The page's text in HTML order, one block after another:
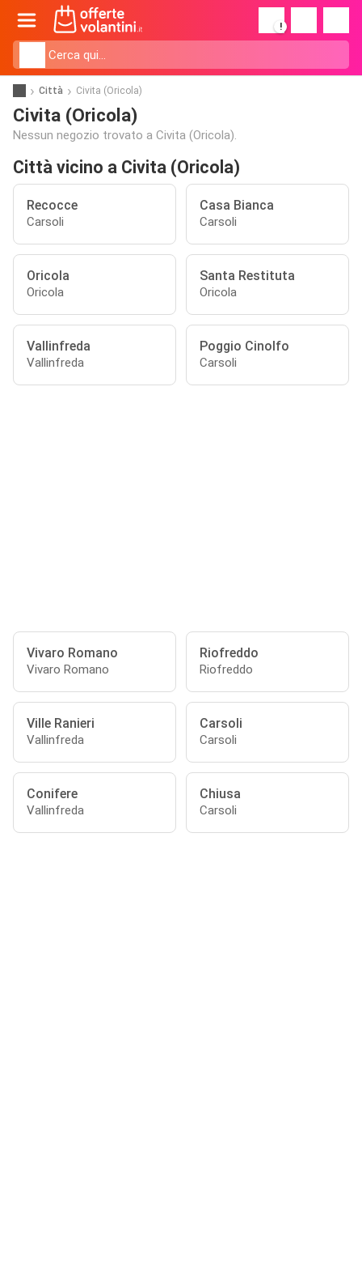
!
Città Civita (Oricola)
Civita (Oricola)
Nessun negozio trovato a Civita (Oricola).
Città vicino a Civita (Oricola)
Recocce
Carsoli
Casa Bianca
Carsoli
Oricola
Oricola
Santa Restituta
Oricola
Vallinfreda
Vallinfreda
Poggio Cinolfo
Carsoli
Vivaro Romano
Vivaro Romano
Riofreddo
Riofreddo
Ville Ranieri
Vallinfreda
Carsoli
Carsoli
Conifere
Vallinfreda
Chiusa
Carsoli